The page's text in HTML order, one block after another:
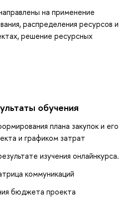
на применение
распределения ресурсов и
решение ресурсных
обучения
плана закупок и его
и графиком затрат
изучения онлайнкурса.
коммуникаций
бюджета проекта